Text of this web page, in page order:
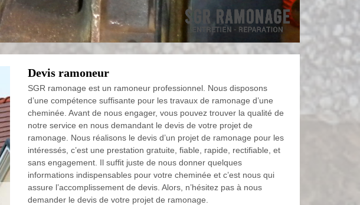
Devis ramoneur
SGR ramonage est un ramoneur professionnel. Nous disposons
d’une compétence suffisante pour les travaux de ramonage d’une
cheminée. Avant de nous engager, vous pouvez trouver la qualité de
notre service en nous demandant le devis de votre projet de
ramonage. Nous réalisons le devis d’un projet de ramonage pour les
intéressés, c’est une prestation gratuite, fiable, rapide, rectifiable, et
sans engagement. Il suffit juste de nous donner quelques
informations indispensables pour votre cheminée et c’est nous qui
assure l’accomplissement de devis. Alors, n’hésitez pas à nous
demander le devis de votre projet de ramonage.